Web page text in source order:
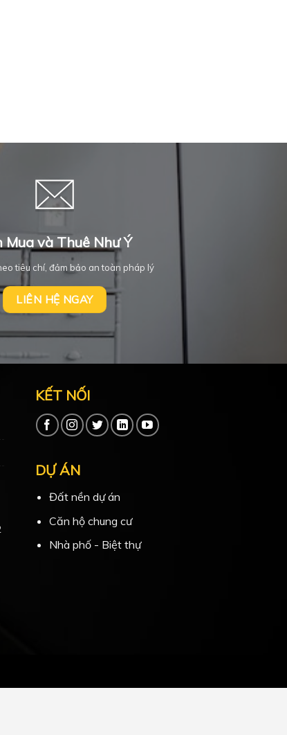
Mua và Thuê Như Ý
tiêu chí, đảm bảo an toàn pháp lý
LIÊN HỆ NGAY
KẾT NỐI
DỰ ÁN
Đất nền dự án
Căn hộ chung cư
Nhà phố - Biệt thự